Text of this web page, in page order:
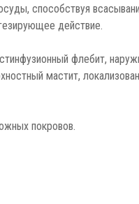
способствуя
действие.
флебит,
мастит,
покровов.